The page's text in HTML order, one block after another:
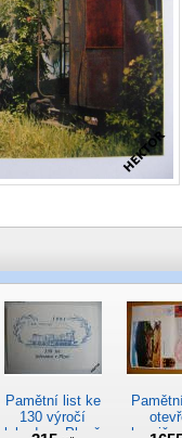
Pamětní list ke
130 výročí
lokodepa Plzeň